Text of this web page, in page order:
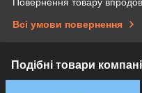
Повернення товару
Всі умови повернення
Подібні товари